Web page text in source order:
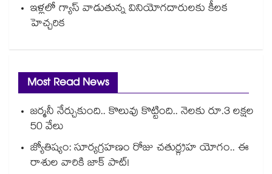
ఇళ్లలో గ్యాస్ వాడుతున్న వినియోగదారులకు కీలక
హెచ్చరిక
Most Read News
జర్మనీ నేర్చుకుంది.. కొలువు కొట్టింది.. నెలకు రూ.3 లక్షల
50 వేలు
జ్యోతిష్యం: సూర్యగ్రహణం రోజు చతుర్గ్రహ యోగం.. ఈ
రాశుల వారికి జాక్ పాట్!